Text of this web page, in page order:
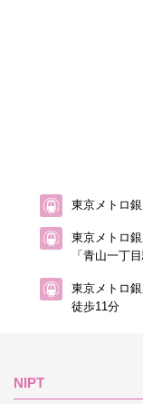
東京メトロ
東京メトロ
「青山一丁
東京メトロ
徒歩11分
NIPT